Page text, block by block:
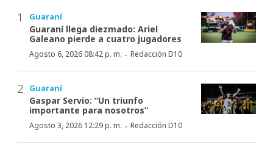
Guaraní
Guaraní llega diezmado: Ariel
Galeano pierde a cuatro jugadores
Agosto 6, 2026 08:42 p. m. · Redacción D10
Guaraní
Gaspar Servio: “Un triunfo
importante para nosotros”
Agosto 3, 2026 12:29 p. m. · Redacción D10